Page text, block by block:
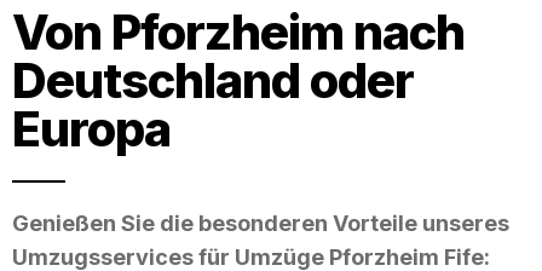
Von Pforzheim nach
Deutschland oder
Europa
Genießen Sie die besonderen Vorteile unseres
Umzugsservices für Umzüge Pforzheim Fife: